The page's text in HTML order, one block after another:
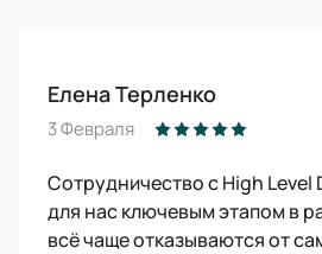
Елена Терленко
3 Февраля
Сотрудничество с High
для нас ключевым этапом в
всё чаще отказываются от